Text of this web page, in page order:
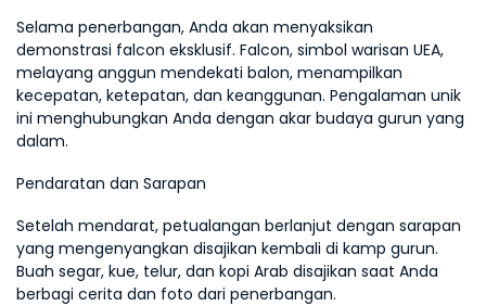
Selama penerbangan, Anda akan menyaksikan
demonstrasi falcon eksklusif. Falcon, simbol warisan UEA,
melayang anggun mendekati balon, menampilkan
kecepatan, ketepatan, dan keanggunan. Pengalaman unik
ini menghubungkan Anda dengan akar budaya gurun yang
dalam.
Pendaratan dan Sarapan
Setelah mendarat, petualangan berlanjut dengan sarapan
yang mengenyangkan disajikan kembali di kamp gurun.
Buah segar, kue, telur, dan kopi Arab disajikan saat Anda
berbagi cerita dan foto dari penerbangan.